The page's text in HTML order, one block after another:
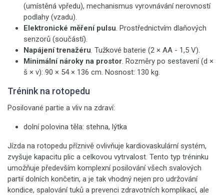
(umístěná vpředu), mechanismus vyrovnávání nerovností
podlahy (vzadu).
Elektronické měření pulsu. Prostřednictvím dlaňových
senzorů (součástí).
Napájení trenažéru. Tužkové baterie (2 × AA - 1,5 V).
Minimální nároky na prostor. Rozměry po sestavení (d ×
š × v): 90 × 54 × 136 cm. Nosnost: 130 kg.
Trénink na rotopedu
Posilované partie a vliv na zdraví:
dolní polovina těla: stehna, lýtka
Jízda na rotopedu příznivě ovlivňuje kardiovaskulární systém,
zvyšuje kapacitu plic a celkovou vytrvalost. Tento typ tréninku
umožňuje především komplexní posilování všech svalových
partií dolních končetin, a je tak vhodný nejen pro udržování
kondice, spalování tuků a prevenci zdravotních komplikací, ale